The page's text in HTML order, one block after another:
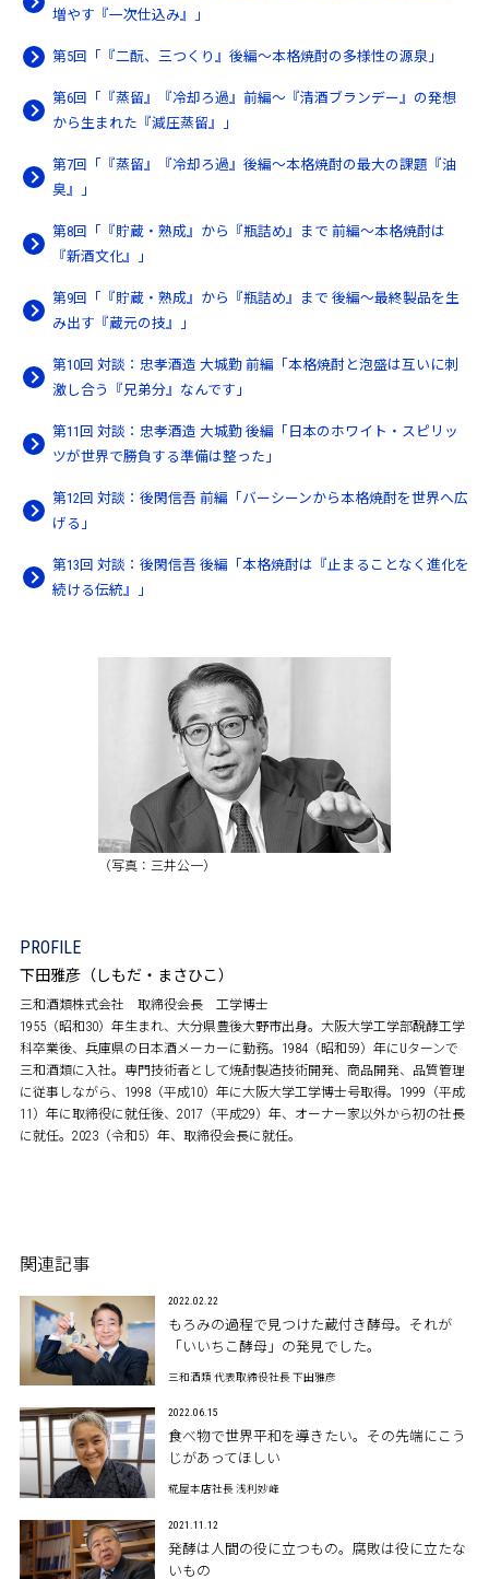
増やす『一次仕込み』」
第5回「『二酛、三つくり』後編～本格焼酎の多様性の源泉」
第6回「『蒸留』『冷却ろ過』前編～『清酒ブランデー』の発想
から生まれた『減圧蒸留』」
第7回「『蒸留』『冷却ろ過』後編〜本格焼酎の最大の課題『油
臭』」
第8回「『貯蔵・熟成』から『瓶詰め』まで 前編～本格焼酎は
『新酒文化』」
第9回「『貯蔵・熟成』から『瓶詰め』まで 後編～最終製品を生
み出す『蔵元の技』」
第10回 対談：忠孝酒造 大城勤 前編「本格焼酎と泡盛は互いに刺
激し合う『兄弟分』なんです」
第11回 対談：忠孝酒造 大城勤 後編「日本のホワイト・スピリッ
ツが世界で勝負する準備は整った」
第12回 対談：後閑信吾 前編「バーシーンから本格焼酎を世界へ広
げる」
第13回 対談：後閑信吾 後編「本格焼酎は『止まることなく進化を
続ける伝統』」
（写真：三井公一）
PROFILE
下田雅彦（しもだ・まさひこ）
三和酒類株式会社 取締役会長 工学博士
1955（昭和30）年生まれ、大分県豊後大野市出身。大阪大学工学部醗酵工学
科卒業後、兵庫県の日本酒メーカーに勤務。1984（昭和59）年にUターンで
三和酒類に入社。専門技術者として焼酎製造技術開発、商品開発、品質管理
に従事しながら、1998（平成10）年に大阪大学工学博士号取得。1999（平成
11）年に取締役に就任後、2017（平成29）年、オーナー家以外から初の社長
に就任。2023（令和5）年、取締役会長に就任。
関連記事
2021.11.12
発酵は人間の役に立つもの。腐敗は役に立たな
いもの
2022.02.22
もろみの過程で見つけた蔵付き酵母。それが
「いいちこ酵母」の発見でした。
三和酒類 代表取締役社長 下田雅彦
2022.06.15
食べ物で世界平和を導きたい。その先端にこう
じがあってほしい
糀屋本店社長 浅利妙峰